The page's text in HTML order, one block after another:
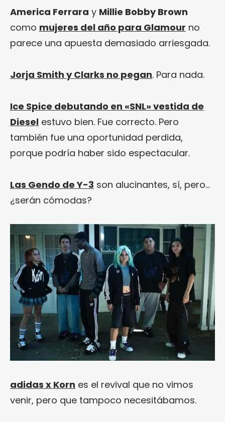
America Ferrara y Millie Bobby Brown
como mujeres del año para Glamour no
parece una apuesta demasiado arriesgada.
Jorja Smith y Clarks no pegan. Para nada.
Ice Spice debutando en «SNL» vestida de
Diesel estuvo bien. Fue correcto. Pero
también fue una oportunidad perdida,
porque podría haber sido espectacular.
Las Gendo de Y-3 son alucinantes, sí, pero…
¿serán cómodas?
adidas x Korn es el revival que no vimos
venir, pero que tampoco necesitábamos.